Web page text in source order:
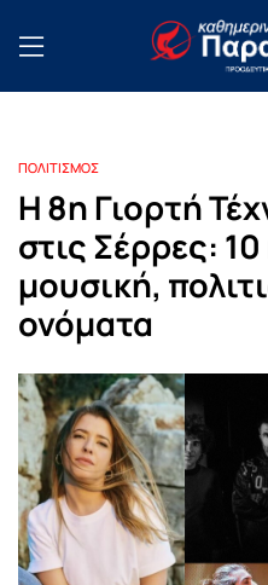
ΠΟΛΙΤΙΣΜΟΣ
​Η 8η Γιορτή
στις Σέρρες:
μουσική,
ονόματα